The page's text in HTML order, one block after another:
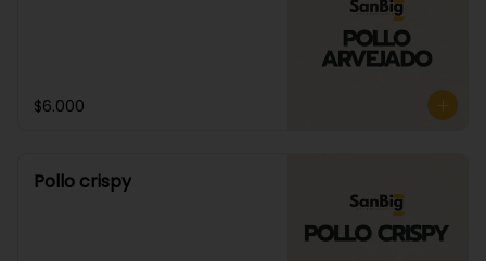
$6.000
Pollo crispy